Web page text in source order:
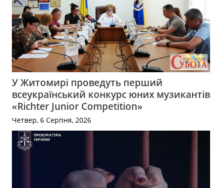
У Житомирі проведуть перший
всеукраїнський конкурс юних музикантів
«Richter Junior Competition»
Четвер, 6 Серпня, 2026